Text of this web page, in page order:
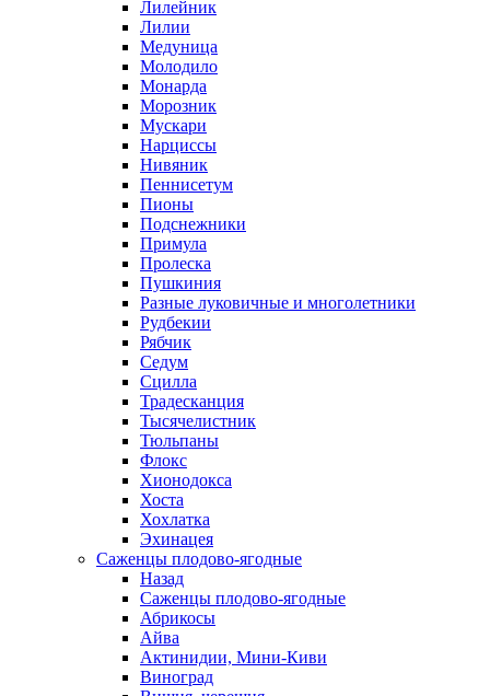
Лилейник
Лилии
Медуница
Молодило
Монарда
Морозник
Мускари
Нарциссы
Нивяник
Пеннисетум
Пионы
Подснежники
Примула
Пролеска
Пушкиния
Разные луковичные и многолетники
Рудбекии
Рябчик
Седум
Сцилла
Традесканция
Тысячелистник
Тюльпаны
Флокс
Хионодокса
Хоста
Хохлатка
Эхинацея
Саженцы плодово-ягодные
Назад
Саженцы плодово-ягодные
Абрикосы
Айва
Актинидии, Мини-Киви
Виноград